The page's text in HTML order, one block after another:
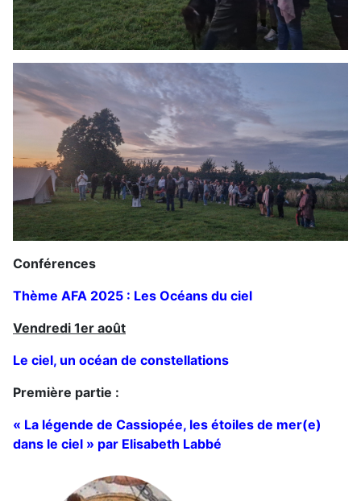
Conférences
Thème AFA 2025 : Les Océans du ciel
Vendredi 1er août
Le ciel, un océan de constellations
Première partie :
« La légende de Cassiopée, les étoiles de mer(e)
dans le ciel » par Elisabeth Labbé